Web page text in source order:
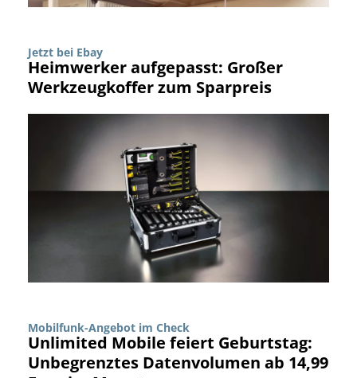
Jetzt bei Ebay
Heimwerker aufgepasst: Großer
Werkzeugkoffer zum Sparpreis
Mobilfunk-Angebot im Check
Unlimited Mobile feiert Geburtstag:
Unbegrenztes Datenvolumen ab 14,99